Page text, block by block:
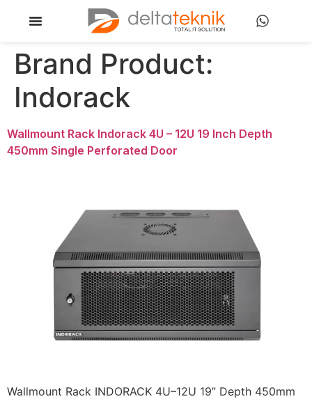
Brand Product:
Indorack
Wallmount Rack Indorack 4U – 12U 19 Inch Depth
450mm Single Perforated Door
Wallmount Rack INDORACK 4U–12U 19” Depth 450mm